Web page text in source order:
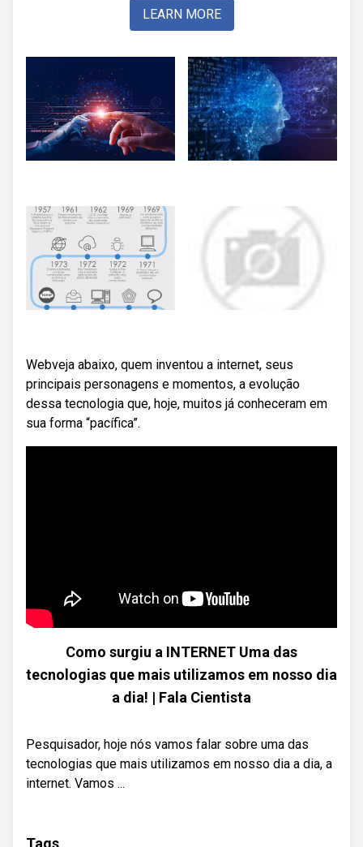
LEARN MORE
Webveja abaixo, quem inventou a internet, seus
principais personagens e momentos, a evolução
dessa tecnologia que, hoje, muitos já conheceram em
sua forma “pacífica”.
Como surgiu a INTERNET Uma das
tecnologias que mais utilizamos em nosso dia
a dia! | Fala Cientista
Pesquisador, hoje nós vamos falar sobre uma das
tecnologias que mais utilizamos em nosso dia a dia, a
internet. Vamos ...
Tags